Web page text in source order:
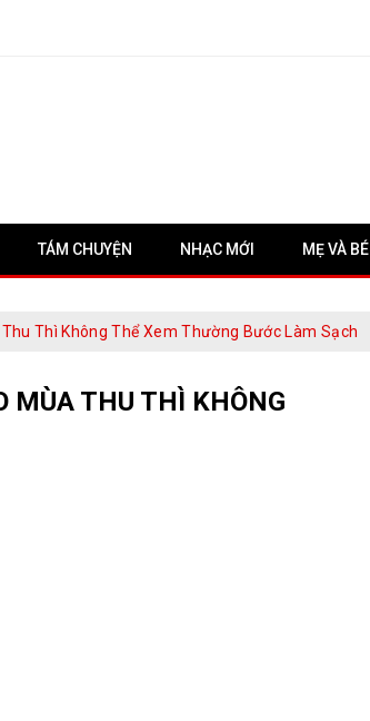
TÁM CHUYỆN NHẠC MỚI MẸ VÀ BÉ
Thì Không Thể Xem Thường Bước Làm Sạch
MÙA THU THÌ KHÔNG